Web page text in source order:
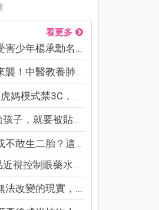
看更多
害少年楊承勳名...
襲！中醫教養肺...
模式禁3C，看...
子，就要被貼「...
敢生二胎？這8...
視控制眼藥水納...
法改變的現實，...